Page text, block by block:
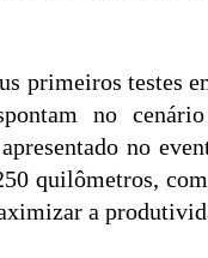
primeiros testes
no
no
quilômetros,
a